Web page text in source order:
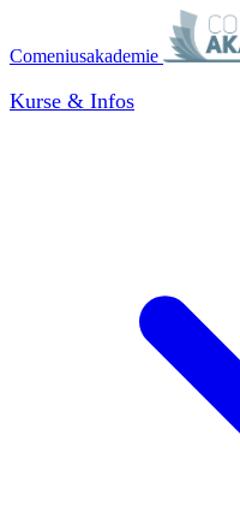
Comeniusakademie
Kurse & Infos